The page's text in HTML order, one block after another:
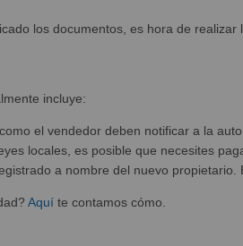
los documentos, es hora de
incluye:
el vendedor deben notificar a la
locales, es posible que necesites
a nombre del nuevo
Aquíte contamos cómo.